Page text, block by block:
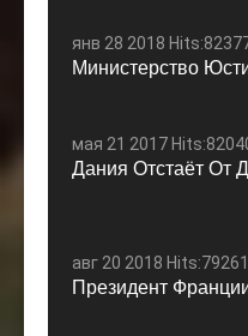
янв 28 2018
Министерство
мая 21 2017
Дания Отстаёт От
авг 20 2018
Президент